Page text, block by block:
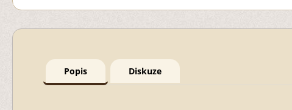
Popis Diskuze